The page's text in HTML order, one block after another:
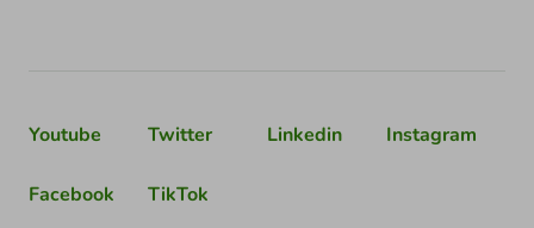
Youtube Twitter Linkedin Instagram
Facebook TikTok